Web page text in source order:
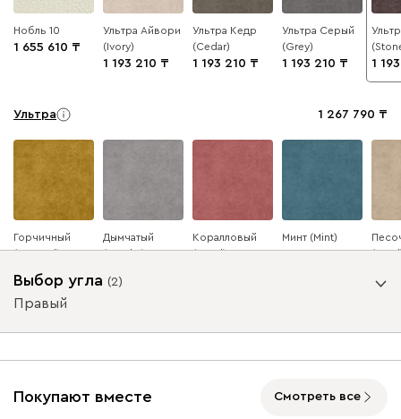
Нобль 10
1 655 610
Ультра Айвори
(Ivory)
1 193 210
Ультра Кедр
(Cedar)
1 193 210
Ультра Серый
(Grey)
1 193 210 1
Ультра 1 267 790
Горчичный
(Mustard)
Дымчатый
(Smoke)
Коралловый
(Coral)
Минт (Mint)
Онли
Выбор угла (2)
Правый
Покупают вместе Смотреть все